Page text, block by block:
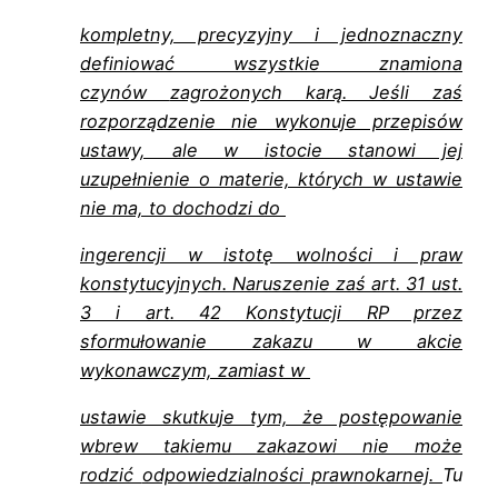
kompletny, precyzyjny i jednoznaczny
definiować wszystkie znamiona
czynów zagrożonych karą. Jeśli zaś
rozporządzenie nie wykonuje przepisów
ustawy, ale w istocie stanowi jej
uzupełnienie o materie, których w ustawie
nie ma, to dochodzi do
ingerencji w istotę wolności i praw
konstytucyjnych. Naruszenie zaś art. 31 ust.
3 i art. 42 Konstytucji RP przez
sformułowanie zakazu w akcie
wykonawczym, zamiast w
ustawie skutkuje tym, że postępowanie
wbrew takiemu zakazowi nie może
rodzić odpowiedzialności prawnokarnej. Tu